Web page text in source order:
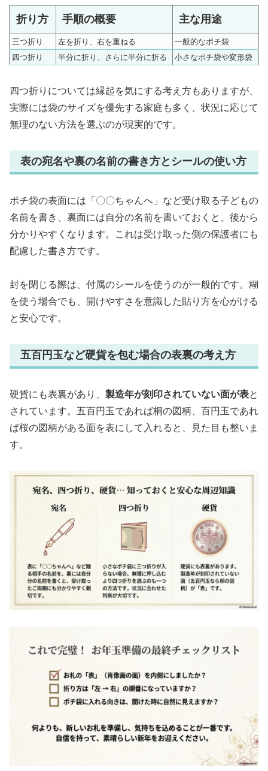
折り方 手順の概要 主な用途
三つ折り 左を折り、右を重ねる
一般的なポチ袋
四つ折り
半分に折り、さらに半分に折る 小さなポチ袋や変形袋
四つ折りについては縁起を気にする考え方もありますが、
実際には袋のサイズを優先する家庭も多く、状況に応じて
無理のない方法を選ぶのが現実的です。
表の宛名や裏の名前の書き方とシールの使い方
ポチ袋の表面には「〇〇ちゃんへ」など受け取る子どもの
名前を書き、裏面には自分の名前を書いておくと、後から
分かりやすくなります。これは受け取った側の保護者にも
配慮した書き方です。
封を閉じる際は、付属のシールを使うのが一般的です。糊
を使う場合でも、
開けやすさを意識した貼り方を心がける
と安心です。
五百円玉など硬貨を包む場合の表裏の考え方
硬貨にも表裏があり、 製造年が刻印されていない面が表と
されています。五百円玉であれば桐の図柄、百円玉であれ
ば桜の図柄がある面を表にして入れると、見た目も整いま
す。